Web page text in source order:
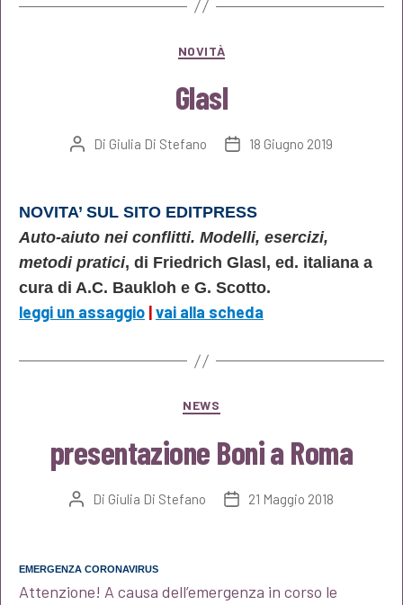
Categorie
NOVITÀ
Glasl
Autore
Di Giulia Di Stefano
Data18 Giugno 2019
NOVITA’ SUL SITO EDITPRESS
Auto-aiuto nei conflitti. Modelli, esercizi,
metodi pratici, di Friedrich Glasl, ed. italiana a
cura di A.C. Baukloh e G. Scotto.
leggi un assaggio |vai alla scheda
Categorie
NEWS
presentazione Boni a Roma
Autore
Di Giulia Di Stefano
Data21 Maggio 2018
EMERGENZA CORONAVIRUS
Attenzione! A causa dell’emergenza in corso le